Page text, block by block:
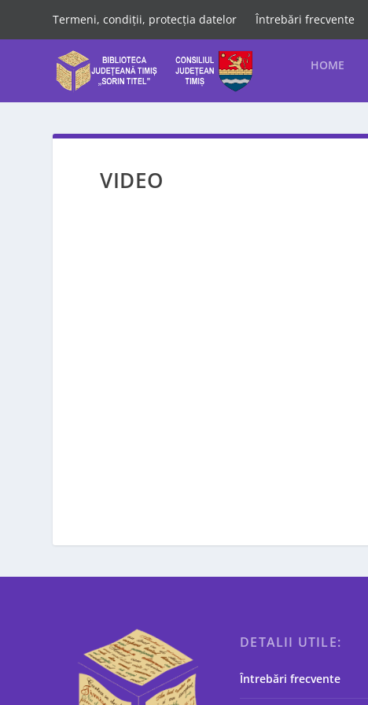
Termeni, condiții, protecția datelor Întrebări frecvente
HOME
VIDEO
DETALII UTILE:
Întrebări frecvente